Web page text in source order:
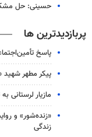
حسینی: حل
پربازدیدترین ها
پاسخ
پیکر مطهر شهید
مازیار لرستانی
«زنده‌شور» و
زندگی